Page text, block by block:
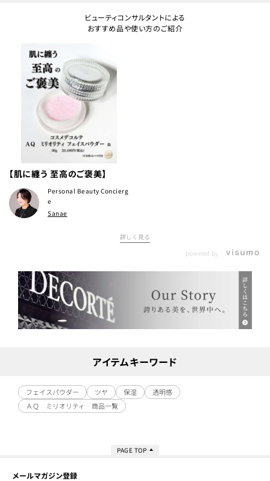
ビューティコンサルタントによる
おすすめ品や使い方のご紹介
【肌に纏う 至高のご褒美】
Personal Beauty Concierg
e
Sanae
詳しく見る
powered by
アイテムキーワード
フェイスパウダー ツヤ 保湿
透明感
ＡＱ ミリオリティ 商品一覧
PAGE TOP
メールマガジン登録